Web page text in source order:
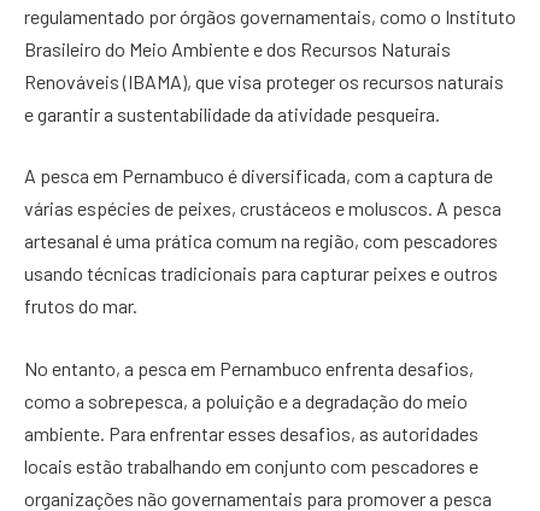
regulamentado por órgãos governamentais, como o Instituto
Brasileiro do Meio Ambiente e dos Recursos Naturais
Renováveis (IBAMA), que visa proteger os recursos naturais
e garantir a sustentabilidade da atividade pesqueira.
A pesca em Pernambuco é diversificada, com a captura de
várias espécies de peixes, crustáceos e moluscos. A pesca
artesanal é uma prática comum na região, com pescadores
usando técnicas tradicionais para capturar peixes e outros
frutos do mar.
No entanto, a pesca em Pernambuco enfrenta desafios,
como a sobrepesca, a poluição e a degradação do meio
ambiente. Para enfrentar esses desafios, as autoridades
locais estão trabalhando em conjunto com pescadores e
organizações não governamentais para promover a pesca